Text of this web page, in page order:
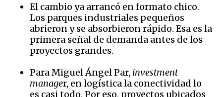
El cambio ya arrancó en formato chico.
Los parques industriales pequeños
abrieron y se absorbieron rápido. Esa es la
primera señal de demanda antes de los
proyectos grandes.
Para Miguel Ángel Par, investment
manager, en logística la conectividad lo
es casi todo. Por eso, proyectos ubicados